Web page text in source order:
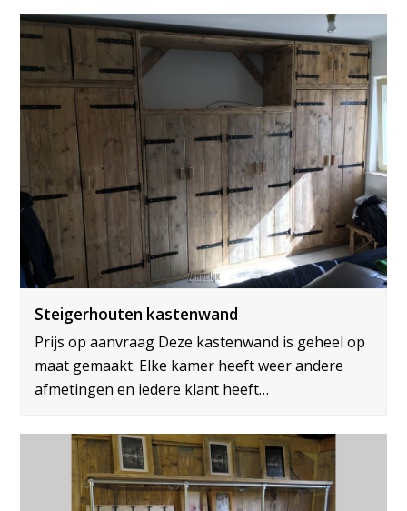
Steigerhouten kastenwand
Prijs op aanvraag Deze kastenwand is geheel op
maat gemaakt. Elke kamer heeft weer andere
afmetingen en iedere klant heeft…